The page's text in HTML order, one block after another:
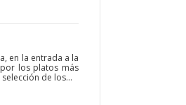
en la entrada a la
los platos más
de los...